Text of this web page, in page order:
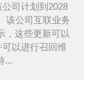
司计划到2028
该公司互联业务
，这些更新可以
以进行召回维
...